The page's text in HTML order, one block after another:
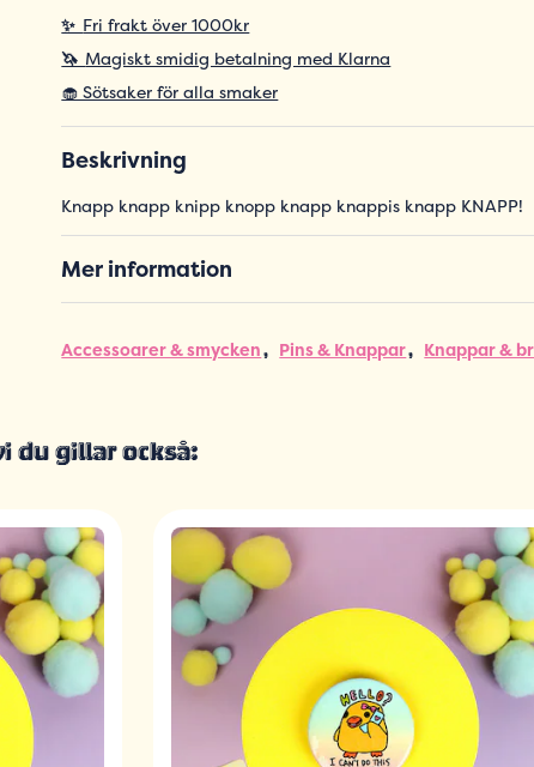
✨ Fri frakt över 1000kr
🦄 Magiskt smidig betalning med Klarna
🧁 Sötsaker för alla smaker
Beskrivning
Knapp knapp knipp knopp knapp knappis knapp KNAPP!
Mer information
Accessoarer & smycken Pins & Knappar Knappar &
du gillar också: